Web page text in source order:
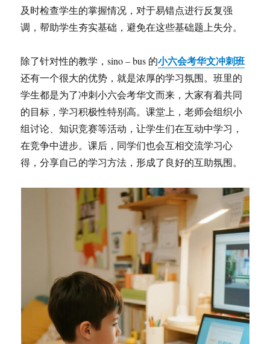
及时检查学生的掌握情况，对于易错点进行反复强
调，帮助学生夯实基础，避免在这些基础题上失分。
除了针对性的教学，sino – bus 的小六会考华文冲刺班
还有一个很大的优势，就是浓厚的学习氛围。班里的
学生都是为了冲刺小六会考华文而来，大家有着共同
的目标，学习积极性特别高。课堂上，老师会组织小
组讨论、知识竞赛等活动，让学生们在互动中学习，
在竞争中进步。课后，同学们也会互相交流学习心
得，分享自己的学习方法，形成了良好的互助氛围。